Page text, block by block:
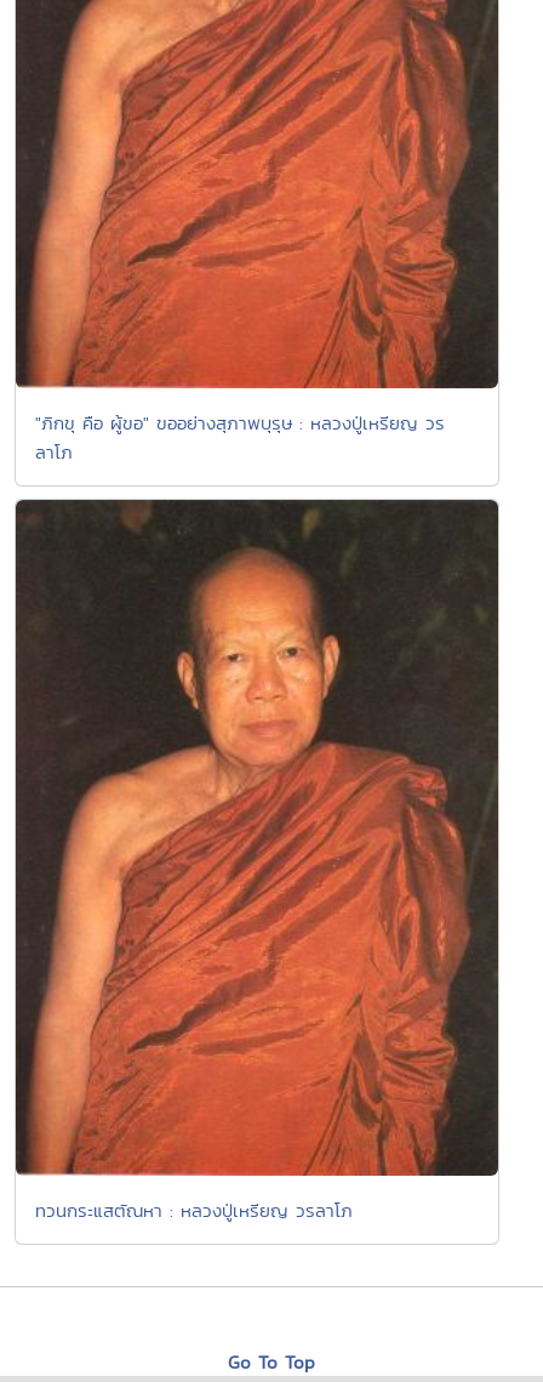
"ภิกขุ คือ ผู้ขอ" ขออย่างสุภาพบุรุษ : หลวงปู่เหรียญ วร
ลาโภ
ทวนกระแสตัณหา : หลวงปู่เหรียญ วรลาโภ
Go To Top